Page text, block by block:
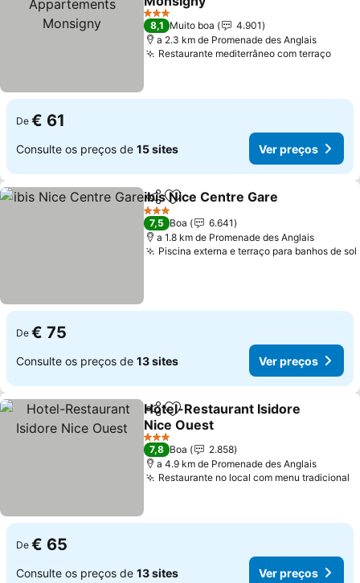
Ver preços
3 Estrelas
8,1 Muito boa
4.901
a 2.3 km de Promenade des Anglais
Restaurante mediterrâneo com terraçoVer
De € 61
Consulte os preços de 15 sites Ver preços
PartilharAdicionar aos favoritos
ibis Nice Centre Gare
3 Estrelas
7,5 Boa
6.641
a 1.8 km de Promenade des Anglais
Piscina externa e terraço para banhos de sol
De € 75
Consulte os preços de 13 sites Ver preços
PartilharAdicionar aos favoritos
Hotel-Restaurant Isidore
Nice Ouest
Ver preços
3 Estrelas
7,8 Boa
2.858
a 4.9 km de Promenade des Anglais
Restaurante no local com menu tradicional
De € 65
Consulte os preços de 13 sites Ver preços